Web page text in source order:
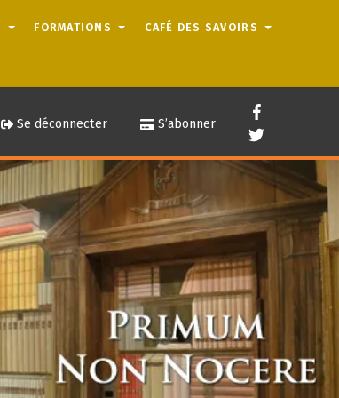
FORMATIONS CAFÉ DES SAVOIRS
Se déconnecter S’abonner